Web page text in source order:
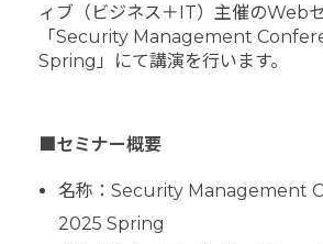
ィブ（ビジネス＋IT）主催のWeb
「Security Management
Spring」にて講演を行います。
■セミナー概要
名称：Security Management
2025 Spring